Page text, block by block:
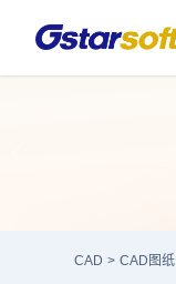
CAD > CAD图纸